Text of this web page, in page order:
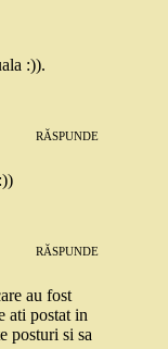
:)).
RĂSPUNDE
RĂSPUNDE
au fost
ati postat in
posturi si sa